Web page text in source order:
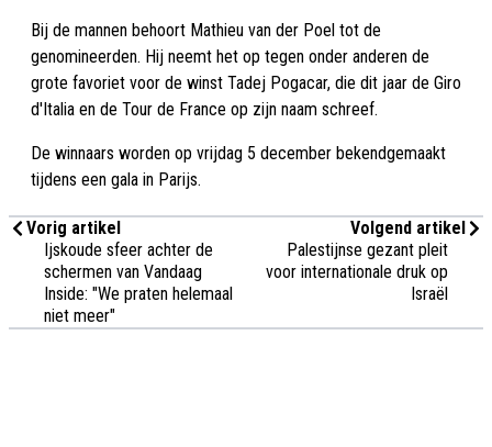
Bij de mannen behoort Mathieu van der Poel tot de
genomineerden. Hij neemt het op tegen onder anderen de
grote favoriet voor de winst Tadej Pogacar, die dit jaar de Giro
d'Italia en de Tour de France op zijn naam schreef.
De winnaars worden op vrijdag 5 december bekendgemaakt
tijdens een gala in Parijs.
Vorig artikel
Ijskoude sfeer achter de
schermen van Vandaag
Inside: "We praten helemaal
niet meer"
Volgend artikel
Palestijnse gezant pleit
voor internationale druk op
Israël